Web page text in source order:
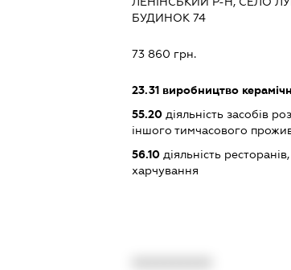
БУДИНОК 74
73 860 грн.
23.31виробництво
55.20діяльність засобів
іншого тимчасового
56.10діяльність
харчування